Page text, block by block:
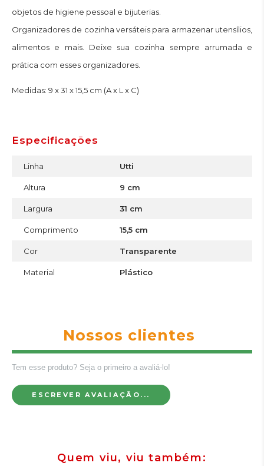
objetos de higiene pessoal e bijuterias.
Organizadores de cozinha versáteis para armazenar utensílios,
alimentos e mais. Deixe sua cozinha sempre arrumada e
prática com esses organizadores.
Medidas: 9 x 31 x 15,5 cm (A x L x C)
Especificações
Linha Utti
Altura 9 cm
Largura 31 cm
Comprimento 15,5 cm
Cor Transparente
Material Plástico
Nossos clientes
Tem esse produto? Seja o primeiro a avaliá-lo!
ESCREVER AVALIAÇÃO...
Quem viu, viu também